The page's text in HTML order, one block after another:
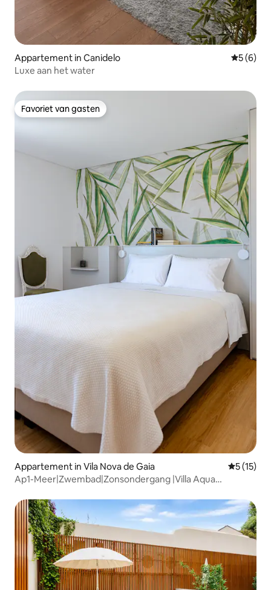
Appartement in Canidelo
5 (6)
Luxe aan het water
Favoriet van gasten
Favoriet van gasten
Appartement in Vila Nova de Gaia
5 (15)
Ap1-Meer|Zwembad|Zonsondergang |Villa Aqua